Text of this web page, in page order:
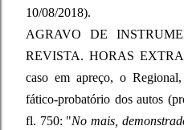
10/08/2018).
AGRAVO DE
REVISTA. HORAS
caso em apreço, o
fático-probatório dos autos
fl. 750: "No mais,